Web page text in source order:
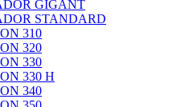
GIGANT
STANDARD
310
320
330
330 H
340